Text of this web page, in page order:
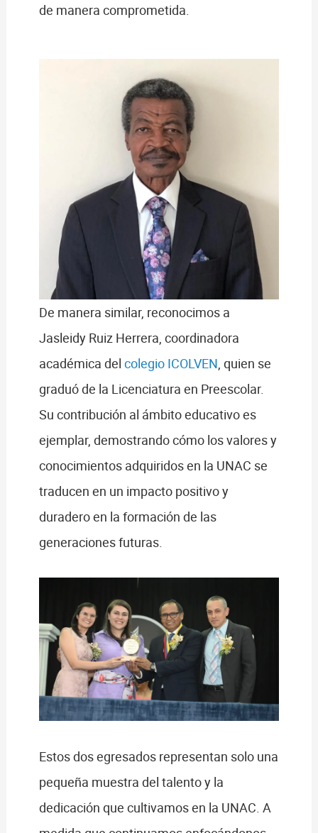
de manera comprometida.
De manera similar, reconocimos a
Jasleidy Ruiz Herrera, coordinadora
académica del colegio ICOLVEN, quien se
graduó de la Licenciatura en Preescolar.
Su contribución al ámbito educativo es
ejemplar, demostrando cómo los valores y
conocimientos adquiridos en la UNAC se
traducen en un impacto positivo y
duradero en la formación de las
generaciones futuras.
Estos dos egresados representan solo una
pequeña muestra del talento y la
dedicación que cultivamos en la UNAC. A